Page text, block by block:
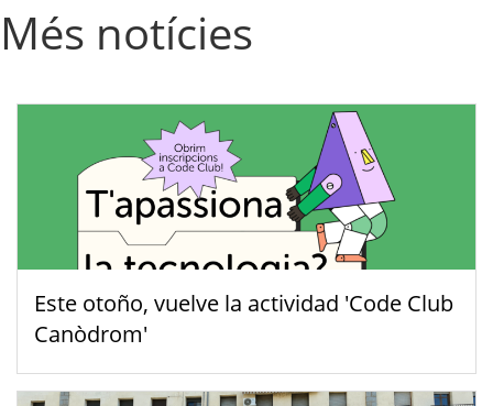
Més notícies
Este otoño, vuelve la actividad 'Code Club
Canòdrom'